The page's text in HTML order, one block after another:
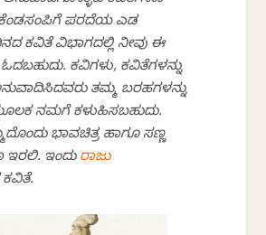
ಕೆಂಡಸಂಪಿಗೆ ಪರದೆಯ ಎಡ
ಕವಿತೆ ವಿಭಾಗದಲ್ಲಿ ನೀವು ಈ
ಓದಬಹುದು. ಕವಿಗಳು, ಕವಿತೆಗಳನ್ನು
ತಮ್ಮ ಬರಹಗಳನ್ನು
ನಮಗೆ ಕಳುಹಿಸಬಹುದು.
ಭಾವಚಿತ್ರ ಹಾಗೂ ಸಣ್ಣ
ಇಂದು ರಾಜು